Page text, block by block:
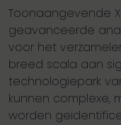
Toonaangevende
geavanceerde
voor het
breed scala aan
technologiepark
kunnen complexe,
worden